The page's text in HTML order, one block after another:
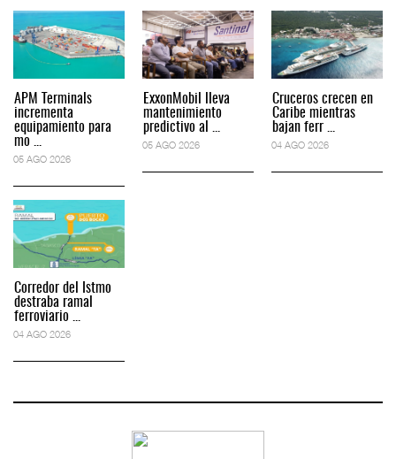
APM Terminals
incrementa
equipamiento para
mo ...
05 AGO 2026
Corredor del Istmo
destraba ramal
ferroviario ...
04 AGO 2026
ExxonMobil lleva
mantenimiento
predictivo al ...
05 AGO 2026
Cruceros crecen en
Caribe mientras
bajan ferr ...
04 AGO 2026